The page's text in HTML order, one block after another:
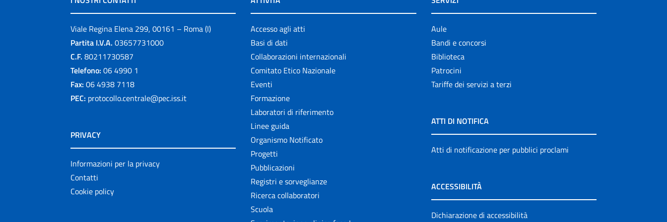
Viale Regina Elena 299, 00161 – Roma (I)
Partita I.V.A. 03657731000
C.F. 80211730587
Telefono: 06 4990 1
Fax: 06 4938 7118
PEC: protocollo.centrale@pec.iss.it
PRIVACY
Informazioni per la privacy
Contatti
Cookie policy
Accesso agli atti
Basi di dati
Collaborazioni internazionali
Comitato Etico Nazionale
Eventi
Formazione
Laboratori di riferimento
Linee guida
Organismo Notificato
Progetti
Pubblicazioni
Registri e sorveglianze
Ricerca collaboratori
Scuola
Aule
Bandi e concorsi
Biblioteca
Patrocini
Tariffe dei servizi a terzi
ATTI DI NOTIFICA
Atti di notificazione per pubblici proclami
ACCESSIBILITÀ
Dichiarazione di accessibilità